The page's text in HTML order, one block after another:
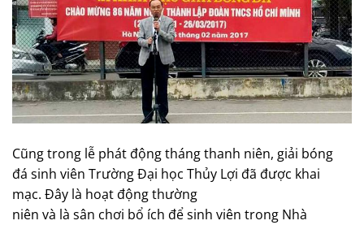
Cũng trong lễ phát động tháng thanh niên, giải bóng
đá sinh viên Trường Đại học Thủy Lợi đã được khai
mạc. Đây là hoạt động thường
niên và là sân chơi bổ ích để sinh viên trong Nhà